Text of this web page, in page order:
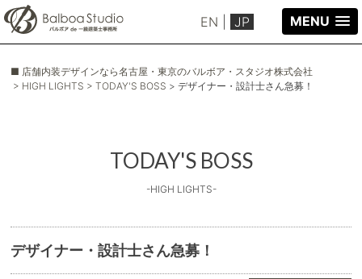
EN JP MENU
■ 店舗内装デザインなら名古屋・東京のバルボア・スタジオ株式会社
> HIGH LIGHTS > TODAY'S BOSS > デザイナー・設計士さん急募！
TODAY'S BOSS
-HIGH LIGHTS-
デザイナー・設計士さん急募！